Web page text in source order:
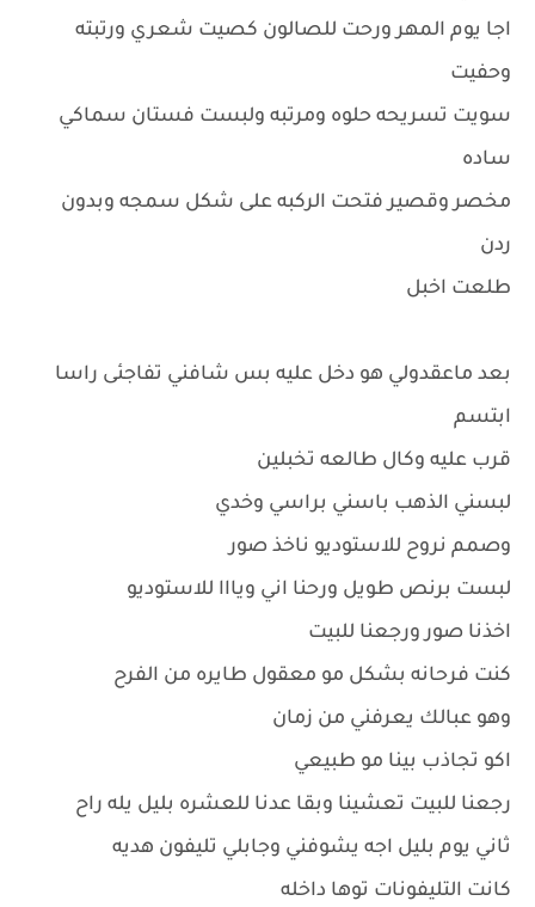
اجا يوم المهر ورحت للصالون كصيت شعري ورتبته
وحفيت
سويت تسريحه حلوه ومرتبه ولبست فستان سماكي
ساده
مخصر وقصير فتحت الركبه على شكل سمجه وبدون
ردن
طلعت اخبل
بعد ماعقدولي هو دخل عليه بس شافني تفاجئى راسا
ابتسم
قرب عليه وكال طالعه تخبلين
لبسني الذهب باسني براسي وخدي
وصمم نروح للاستوديو ناخذ صور
لبست برنص طويل ورحنا اني ويااا للاستوديو
اخذنا صور ورجعنا للبيت
كنت فرحانه بشكل مو معقول طايره من الفرح
وهو عبالك يعرفني من زمان
اكو تجاذب بينا مو طبيعي
رجعنا للبيت تعشينا وبقا عدنا للعشره بليل يله راح
ثاني يوم بليل اجه يشوفني وجابلي تليفون هديه
كانت التليفونات توها داخله